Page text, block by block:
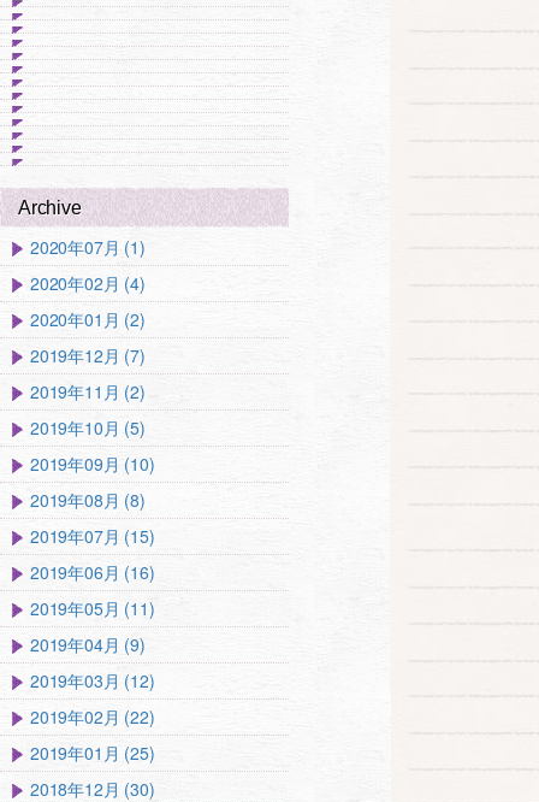
Archive
2020年07月 (1)
2020年02月 (4)
2020年01月 (2)
2019年12月 (7)
2019年11月 (2)
2019年10月 (5)
2019年09月 (10)
2019年08月 (8)
2019年07月 (15)
2019年06月 (16)
2019年05月 (11)
2019年04月 (9)
2019年03月 (12)
2019年02月 (22)
2019年01月 (25)
2018年12月 (30)